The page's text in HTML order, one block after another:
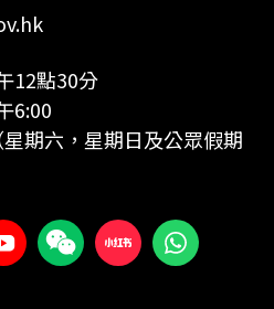
12點30分
6:00
期六，星期日及公眾假期